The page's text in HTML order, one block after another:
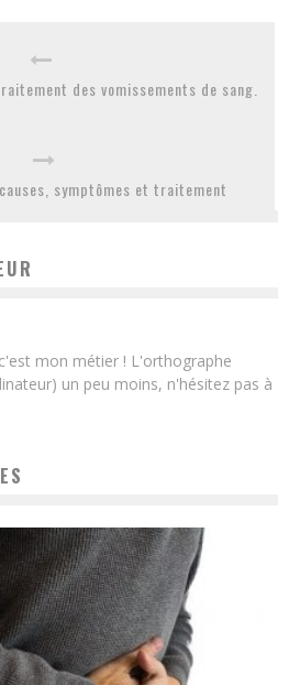
des vomissements de sang.
symptômes et traitement
mon métier ! L'orthographe
un peu moins, n'hésitez pas à